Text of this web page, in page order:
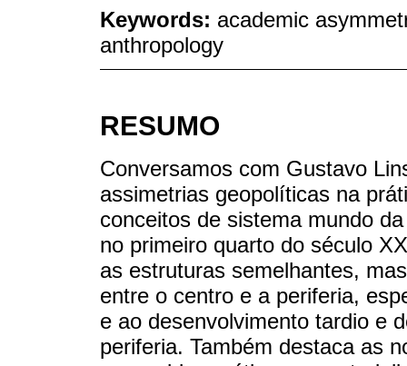
Keywords: academic
anthropology
RESUMO
Conversamos com Gustavo
assimetrias geopolíticas na
conceitos de sistema mundo
no primeiro quarto do século
as estruturas semelhantes,
entre o centro e a periferia,
e ao desenvolvimento tardio e
periferia. Também destaca as